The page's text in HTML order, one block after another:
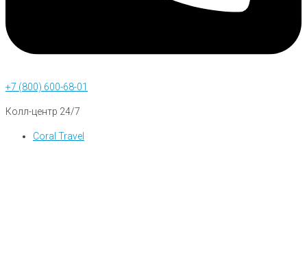
+7 (800) 600-68-01
Колл-центр 24/7
Coral Travel